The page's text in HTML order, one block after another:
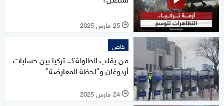
l 25 مارس 2025
خاص
من يقلب الطاولة؟.. تركيا بين حسابات
أردوغان و"لحظة المعارضة"
l 24 مارس 2025